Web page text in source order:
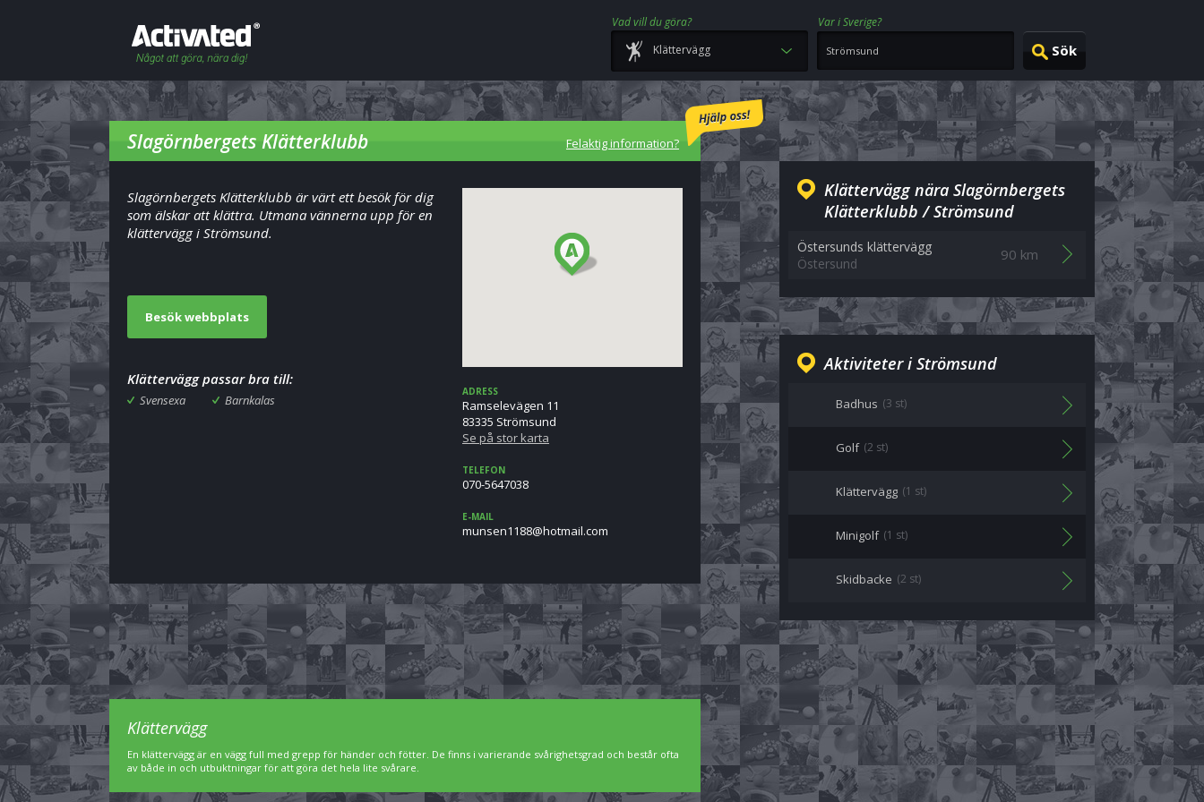
Vad vill du göra?
Var i Sverige?
Klättervägg
Slagörnbergets Klätterklubb Felaktig information?
Slagörnbergets Klätterklubb är värt ett besök för dig
som älskar att klättra. Utmana vännerna upp för en
klättervägg i Strömsund.
Besök webbplats
Klättervägg passar bra till:
Svensexa Barnkalas
ADRESS
Ramselevägen 11
83335 Strömsund
Se på stor karta
TELEFON
070-5647038
E-MAIL
moc.liamtoh@8811nesnum
Klättervägg nära Slagörnbergets
Klätterklubb / Strömsund
Östersunds klättervägg
Östersund
90 km
Aktiviteter i Strömsund
Badhus (3 st)
Golf (2 st)
Klättervägg (1 st)
Minigolf (1 st)
Skidbacke (2 st)
Klättervägg
En klättervägg är en vägg full med grepp för händer och fötter. De finns i varierande svårighetsgrad och består ofta
av både in och utbuktningar för att göra det hela lite svårare.